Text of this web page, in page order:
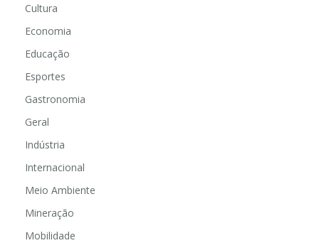
Cultura
Economia
Educação
Esportes
Gastronomia
Geral
Indústria
Internacional
Meio Ambiente
Mineração
Mobilidade